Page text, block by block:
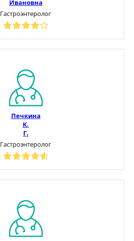
Ивановна
Гастроэнтеролог
Печкина
К.
Г.
Гастроэнтеролог